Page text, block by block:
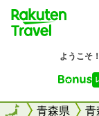
全国青森県 青
全国